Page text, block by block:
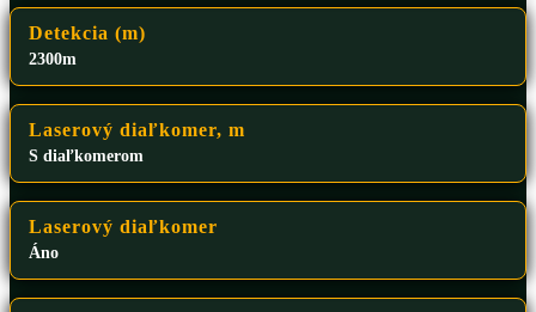
Detekcia (m)
2300m
Laserový diaľkomer, m
S diaľkomerom
Laserový diaľkomer
Áno